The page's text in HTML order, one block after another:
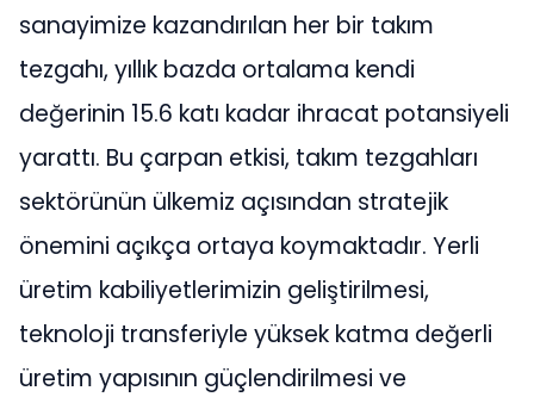
sanayimize kazandırılan her bir takım
tezgahı, yıllık bazda ortalama kendi
değerinin 15.6 katı kadar ihracat potansiyeli
yarattı. Bu çarpan etkisi, takım tezgahları
sektörünün ülkemiz açısından stratejik
önemini açıkça ortaya koymaktadır. Yerli
üretim kabiliyetlerimizin geliştirilmesi,
teknoloji transferiyle yüksek katma değerli
üretim yapısının güçlendirilmesi ve